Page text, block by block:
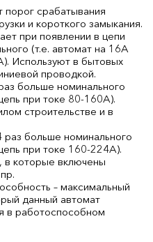
порог срабатывания
и короткого замыкания.
при появлении в цепи
(т.е. автомат на 16А
Используют в бытовых
проводкой.
больше номинального
при токе 80-160А).
строительстве и в
больше номинального
при токе 160-224А).
в которые включены
– максимальный
данный автомат
в работоспособном